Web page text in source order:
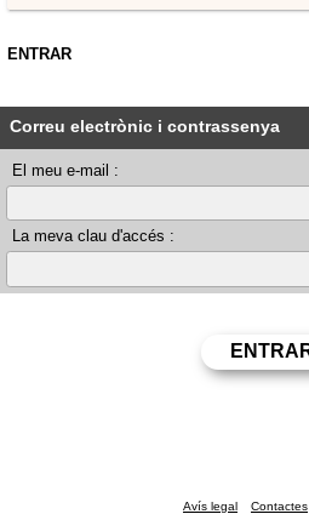
ENTRAR
Correu electrònic i contrassenya
El meu e-mail :
La meva clau d'accés :
Avís legal Contactes